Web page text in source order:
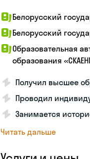
Белорусский
Белорусский
Образовательная
образования
Получил высшее
Проводил
Занимается
Читать дальше